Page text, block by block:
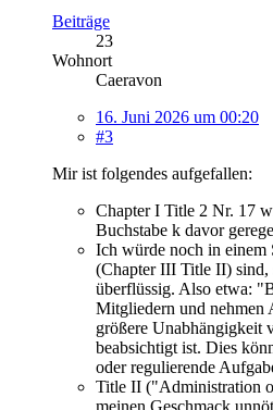
Beiträge
23
Wohnort
Caeravon
16. Juni 2026 um 00:20
#3
Mir ist folgendes aufgefallen:
Chapter I Title 2 Nr. 17
Buchstabe k davor
Ich würde noch in einem
(Chapter III Title II) sind,
überflüssig. Also etwa:
Mitgliedern und nehmen
größere Unabhängigkeit
beabsichtigt ist. Dies
oder regulierende
Title II ("Administration